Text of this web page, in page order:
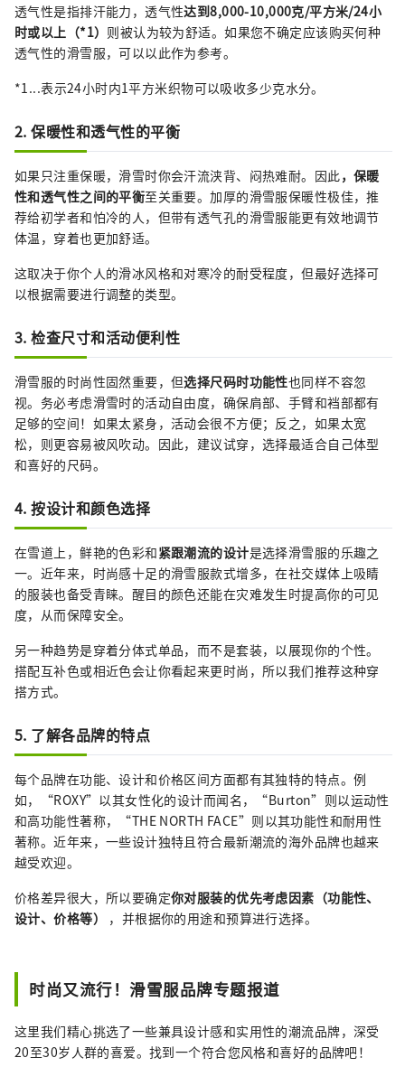
透气性是指排汗能力，透气性达到8,000-10,000克/平方米/24小
时或以上（*1） 则被认为较为舒适。如果您不确定应该购买何种
透气性的滑雪服，可以以此作为参考。
*1...表示24小时内1平方米织物可以吸收多少克水分。
2. 保暖性和透气性的平衡
如果只注重保暖，滑雪时你会汗流浃背、闷热难耐。因此，保暖
性和透气性之间的平衡至关重要。加厚的滑雪服保暖性极佳，推
荐给初学者和怕冷的人，但带有透气孔的滑雪服能更有效地调节
体温，穿着也更加舒适。
这取决于你个人的滑冰风格和对寒冷的耐受程度，但最好选择可
以根据需要进行调整的类型。
3. 检查尺寸和活动便利性
滑雪服的时尚性固然重要，但选择尺码时功能性也同样不容忽
视。务必考虑滑雪时的活动自由度，确保肩部、手臂和裆部都有
足够的空间！如果太紧身，活动会很不方便；反之，如果太宽
松，则更容易被风吹动。因此，建议试穿，选择最适合自己体型
和喜好的尺码。
4. 按设计和颜色选择
在雪道上，鲜艳的色彩和紧跟潮流的设计是选择滑雪服的乐趣之
一。近年来，时尚感十足的滑雪服款式增多，在社交媒体上吸睛
的服装也备受青睐。醒目的颜色还能在灾难发生时提高你的可见
度，从而保障安全。
另一种趋势是穿着分体式单品，而不是套装，以展现你的个性。
搭配互补色或相近色会让你看起来更时尚，所以我们推荐这种穿
搭方式。
5. 了解各品牌的特点
每个品牌在功能、设计和价格区间方面都有其独特的特点。例
如，“ROXY”以其女性化的设计而闻名，“Burton”则以运动性
和高功能性著称，“THE NORTH FACE”则以其功能性和耐用性
著称。近年来，一些设计独特且符合最新潮流的海外品牌也越来
越受欢迎。
价格差异很大，所以要确定你对服装的优先考虑因素（功能性、
设计、价格等）
，并根据你的用途和预算进行选择。
时尚又流行！滑雪服品牌专题报道
这里我们精心挑选了一些兼具设计感和实用性的潮流品牌，深受
20至30岁人群的喜爱。找到一个符合您风格和喜好的品牌吧！